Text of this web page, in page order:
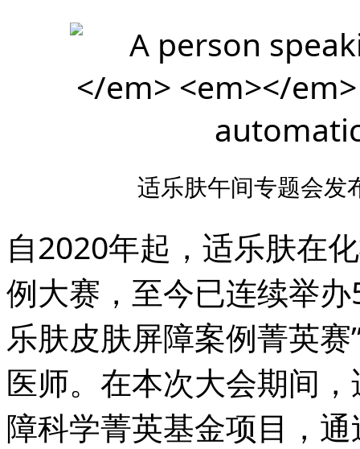
适乐肤午间专题会发
自2020年起，适乐肤在
例大赛，至今已连续举
乐肤皮肤屏障案例菁英
医师。在本次大会期间
障科学菁英基金项目，